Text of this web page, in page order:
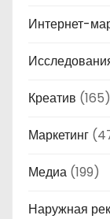
Интернет-
Креатив (165)
Маркетинг
Медиа (199)
Наружная